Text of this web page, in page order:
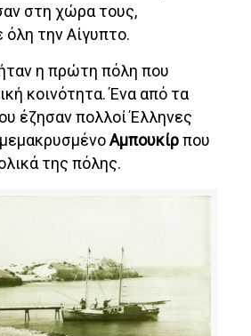
στη χώρα τους,
την Αίγυπτο.
η πρώτη πόλη που
κοινότητα. Ένα από τα
έζησαν πολλοί Έλληνες
Αμπουκίρπου
της πόλης.